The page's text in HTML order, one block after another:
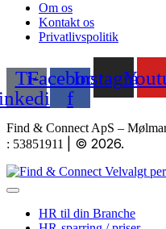
Om os
Kontakt os
Privatlivspolitik
Ti-Facebook-
f
Instagram
Find & Connect ApS –
: 53851911
© 2026.
HR til din Branche